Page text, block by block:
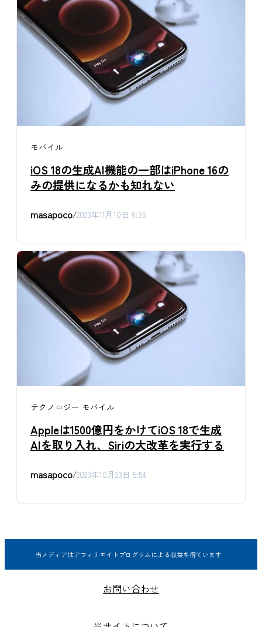
モバイル
iOS 18の生成AI機能の一部はiPhone 16の
みの提供になるかも知れない
masapoco/2023年11月10日 6:36
テクノロジー モバイル
Appleは1500億円をかけてiOS 18で生成
AIを取り入れ、Siriの大改革を実行する
masapoco/2023年10月23日 5:54
当メディアはアフィリエイトプログラムによる収益を得ています
お問い合わせ